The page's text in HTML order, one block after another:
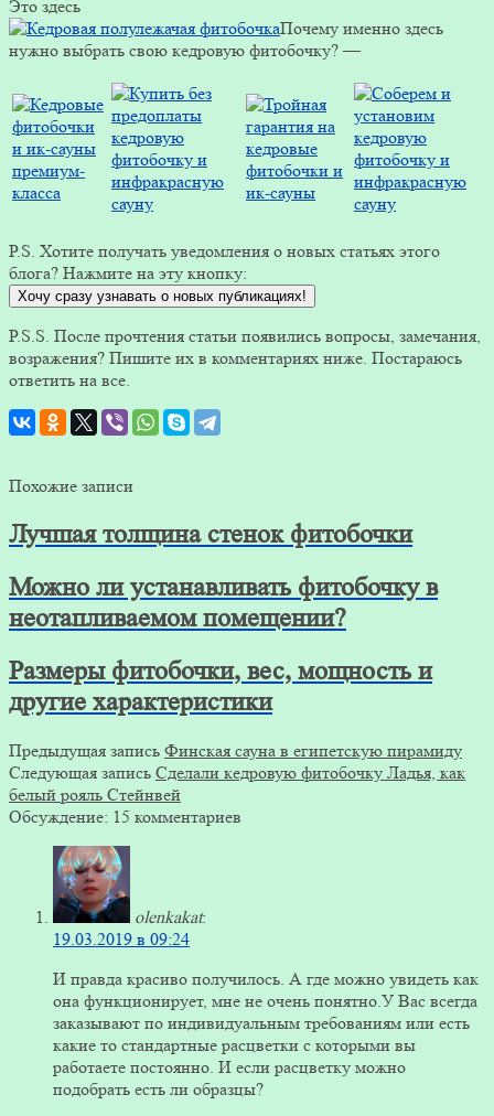
Это здесь
Почему именно здесь
нужно выбрать свою кедровую фитобочку? —
P.S. Хотите получать уведомления о новых статьях этого
блога? Нажмите на эту кнопку:
Хочу сразу узнавать о новых публикациях!
P.S.S. После прочтения статьи появились вопросы, замечания,
возражения? Пишите их в комментариях ниже. Постараюсь
ответить на все.
Похожие записи
Лучшая толщина стенок фитобочки
Можно ли устанавливать фитобочку в
неотапливаемом помещении?
Размеры фитобочки, вес, мощность и
другие характеристики
Предыдущая запись Финская сауна в египетскую пирамиду
Следующая запись Сделали кедровую фитобочку Ладья, как
белый рояль Стейнвей
Обсуждение: 15 комментариев
olenkakat:
19.03.2019 в 09:24
И правда красиво получилось. А где можно увидеть как
она функционирует, мне не очень понятно.У Вас всегда
заказывают по индивидуальным требованиям или есть
какие то стандартные расцветки с которыми вы
работаете постоянно. И если расцветку можно
подобрать есть ли образцы?